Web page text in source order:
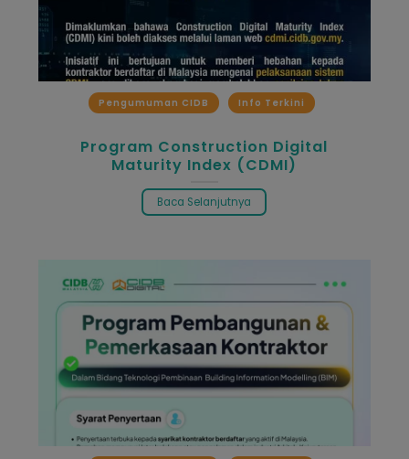
Pengumuman CIDB Info Terkini
Program Construction Digital
Maturity Index (CDMI)
Baca Selanjutnya